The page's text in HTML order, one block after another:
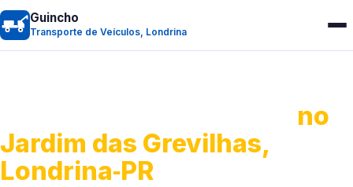
Guincho
Transporte de Veículos, Londrina
no
Jardim das Grevilhas,
Londrina‑PR